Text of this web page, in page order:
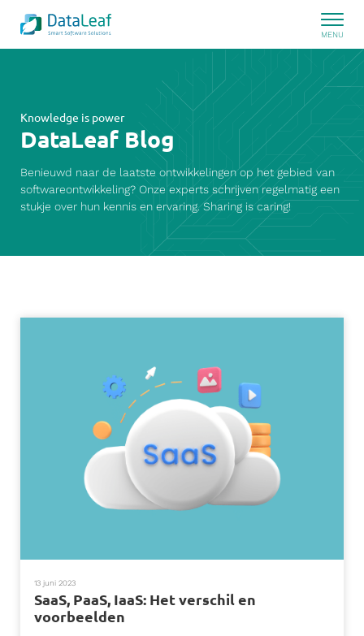
Knowledge is power
DataLeaf Blog
Benieuwd naar de laatste ontwikkelingen op het gebied van
softwareontwikkeling? Onze experts schrijven regelmatig een
stukje over hun kennis en ervaring. Sharing is caring!
13 juni 2023
SaaS, PaaS, IaaS: Het verschil en
voorbeelden